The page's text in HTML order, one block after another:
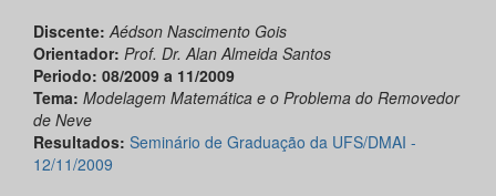
Discente: Aédson Nascimento Gois
Orientador: Prof. Dr. Alan Almeida Santos
Periodo: 08/2009 a 11/2009
Tema: Modelagem Matemática e o Problema do Removedor
de Neve
Resultados: Seminário de Graduação da UFS/DMAI -
12/11/2009